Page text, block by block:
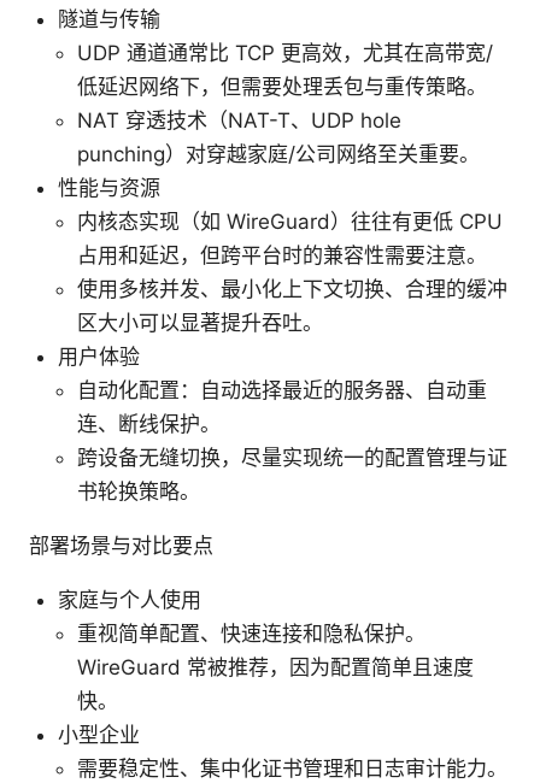
隧道与传输
UDP 通道通常比 TCP 更高效，尤其在高带宽/
低延迟网络下，但需要处理丢包与重传策略。
NAT 穿透技术（NAT-T、UDP hole
punching）对穿越家庭/公司网络至关重要。
性能与资源
内核态实现（如 WireGuard）往往有更低 CPU
占用和延迟，但跨平台时的兼容性需要注意。
使用多核并发、最小化上下文切换、合理的缓冲
区大小可以显著提升吞吐。
用户体验
自动化配置：自动选择最近的服务器、自动重
连、断线保护。
跨设备无缝切换，尽量实现统一的配置管理与证
书轮换策略。
部署场景与对比要点
家庭与个人使用
重视简单配置、快速连接和隐私保护。
WireGuard 常被推荐，因为配置简单且速度
快。
小型企业
需要稳定性、集中化证书管理和日志审计能力。